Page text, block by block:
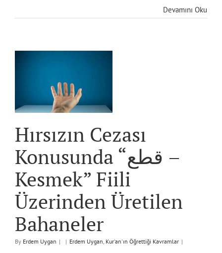
Devamını Oku
Hırsızın Cezası
Konusunda “قطع –
Kesmek” Fiili
Üzerinden Üretilen
Bahaneler
By Erdem Uygan | | Erdem Uygan Kur'an'ın Öğrettiği Kavramlar |